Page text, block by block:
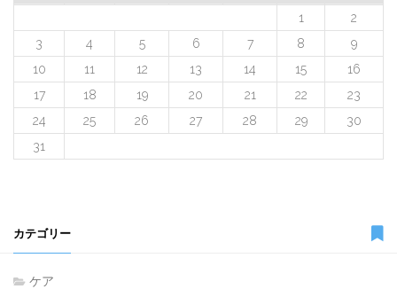
1
2
3
4 5 6 7 8
9
10
11 12 13 14 15
16
17
18 19 20 21 22
23
24
25 26 27 28 29
30
31
カテゴリー
ケア